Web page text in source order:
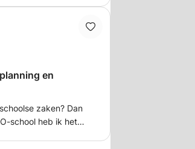
en
zaken? Dan
school heb ik het